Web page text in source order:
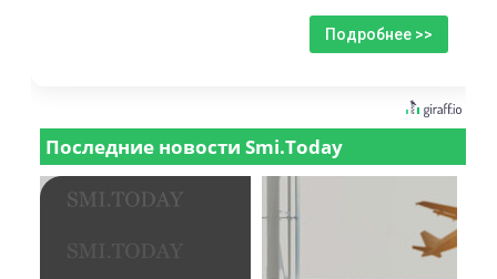
Подробнее >>